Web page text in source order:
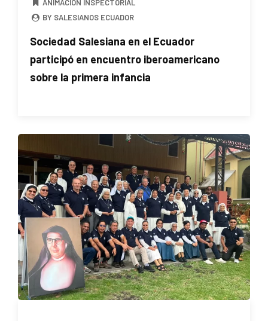
ANIMACIÓN INSPECTORIAL
BY SALESIANOS ECUADOR
Sociedad Salesiana en el Ecuador
participó en encuentro iberoamericano
sobre la primera infancia